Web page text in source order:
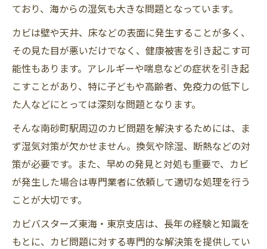
ており、海からの湿気も大きな問題となっています。
カビは壁や天井、床などの表面に発生することが多く、
その見た目が悪いだけでなく、健康被害を引き起こす可
能性もあります。アレルギーや喘息などの症状を引き起
こすことがあり、特に子どもや高齢者、免疫力の低下し
た人などにとっては深刻な問題となります。
そんな南砂町駅周辺のカビ問題を解決するためには、ま
ず湿気対策が欠かせません。換気や除湿、断熱などの対
策が必要です。また、早めの発見と対処も重要で、カビ
が発生した場合は専門業者に依頼して適切な処理を行う
ことが大切です。
カビバスターズ東海・東京支店は、長年の経験と知識を
もとに、カビ問題に対する専門的な解決策を提供してい